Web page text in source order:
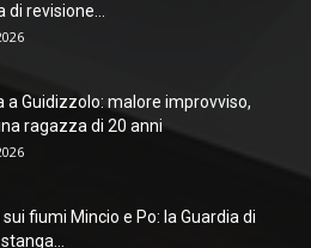
di revisione...
a Guidizzolo: malore improvviso,
ragazza di 20 anni
fiumi Mincio e Po: la Guardia di